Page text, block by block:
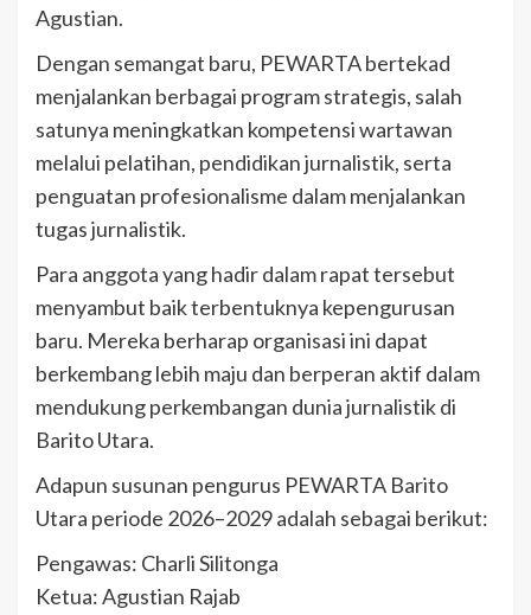
Agustian.
Dengan semangat baru, PEWARTA bertekad
menjalankan berbagai program strategis, salah
satunya meningkatkan kompetensi wartawan
melalui pelatihan, pendidikan jurnalistik, serta
penguatan profesionalisme dalam menjalankan
tugas jurnalistik.
Para anggota yang hadir dalam rapat tersebut
menyambut baik terbentuknya kepengurusan
baru. Mereka berharap organisasi ini dapat
berkembang lebih maju dan berperan aktif dalam
mendukung perkembangan dunia jurnalistik di
Barito Utara.
Adapun susunan pengurus PEWARTA Barito
Utara periode 2026–2029 adalah sebagai berikut:
Pengawas: Charli Silitonga
Ketua: Agustian Rajab